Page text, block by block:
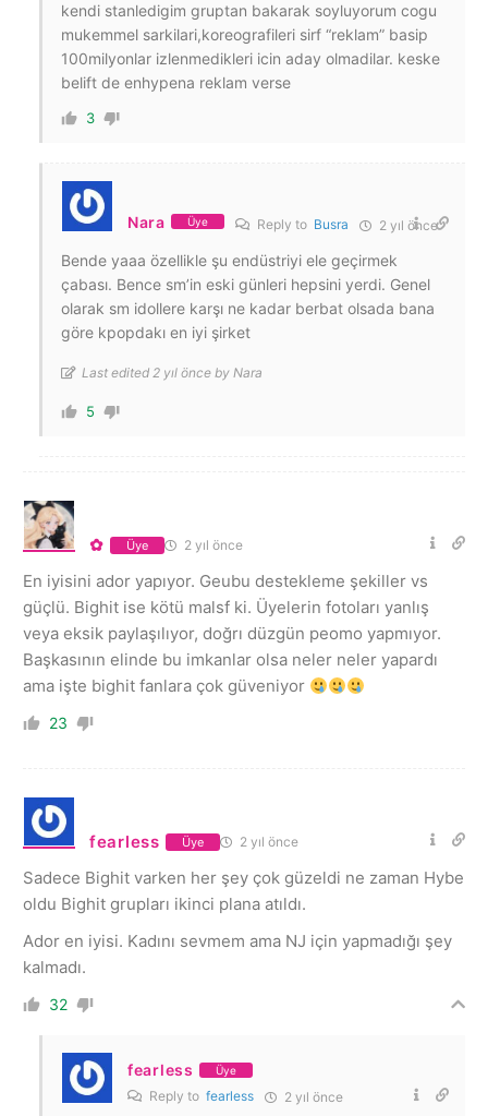
kendi stanledigim gruptan bakarak soyluyorum cogu
mukemmel sarkilari,koreografileri sirf “reklam” basip
100milyonlar izlenmedikleri icin aday olmadilar. keske
belift de enhypena reklam verse
3
Nara Üye Reply to Busra 2 yıl önce
Bende yaaa özellikle şu endüstriyi ele geçirmek
çabası. Bence sm’in eski günleri hepsini yerdi. Genel
olarak sm idollere karşı ne kadar berbat olsada bana
göre kpopdakı en iyi şirket
Last edited 2 yıl önce by Nara
5
✿ Üye 2 yıl önce
En iyisini ador yapıyor. Geubu destekleme şekiller vs
güçlü. Bighit ise kötü malsf ki. Üyelerin fotoları yanlış
veya eksik paylaşılıyor, doğrı düzgün peomo yapmıyor.
Başkasının elinde bu imkanlar olsa neler neler yapardı
ama işte bighit fanlara çok güveniyor
23
fearless Üye 2 yıl önce
Sadece Bighit varken her şey çok güzeldi ne zaman Hybe
oldu Bighit grupları ikinci plana atıldı.
Ador en iyisi. Kadını sevmem ama NJ için yapmadığı şey
kalmadı.
32
fearless Üye
Reply to fearless 2 yıl önce